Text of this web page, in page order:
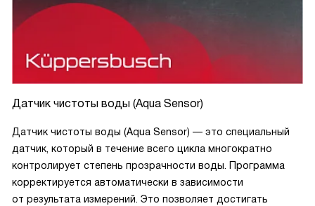
Датчик чистоты воды (Aqua Sensor)
Датчик чистоты воды (Aqua Sensor) — это специальный
датчик, который в течение всего цикла многократно
контролирует степень прозрачности воды. Программа
корректируется автоматически в зависимости
от результата измерений. Это позволяет достигать